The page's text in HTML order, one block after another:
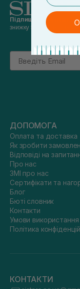
Підпишись на наші
знижку 5% на перше
Email
ДОПОМОГА
Оплата та доставка
Як зробити
Відповіді на
Про нас
ЗМІ про нас
Сертифікати та
Блог
Бюті словник
Контакти
Умови
Політика
КОНТАКТИ